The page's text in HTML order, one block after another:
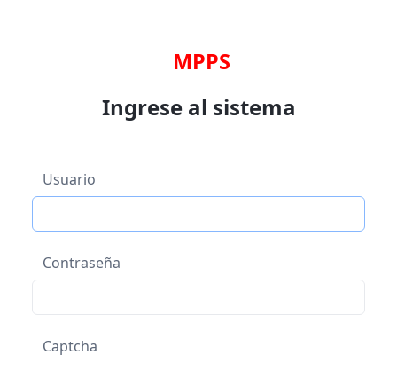
MPPS
Ingrese al sistema
Usuario
Contraseña
Captcha